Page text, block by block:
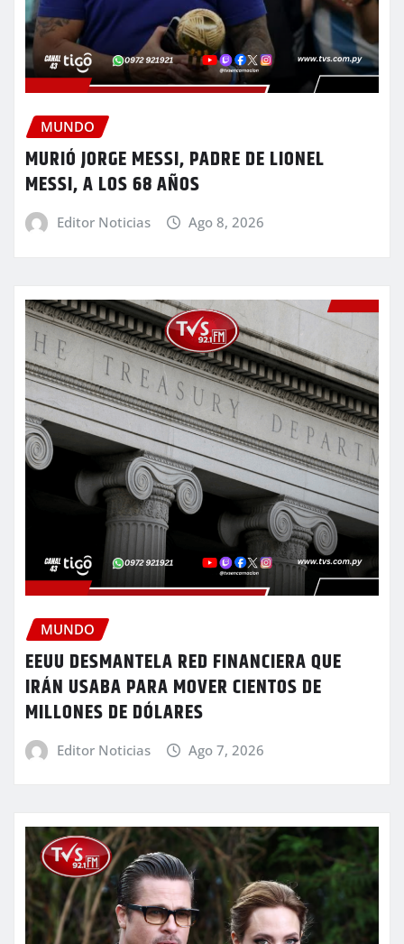
MUNDO
MURIÓ JORGE MESSI, PADRE DE LIONEL
MESSI, A LOS 68 AÑOS
Editor Noticias Ago 8, 2026
MUNDO
EEUU DESMANTELA RED FINANCIERA QUE
IRÁN USABA PARA MOVER CIENTOS DE
MILLONES DE DÓLARES
Editor Noticias Ago 7, 2026